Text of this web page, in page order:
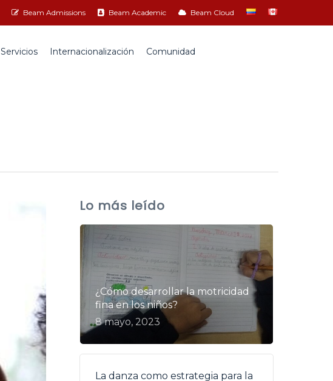
Beam Admissions Beam Academic Beam Cloud
Servicios Internacionalización Comunidad
Lo más leído
¿Cómo desarrollar la motricidad
fina en los niños?
8 mayo, 2023
La danza como estrategia para la